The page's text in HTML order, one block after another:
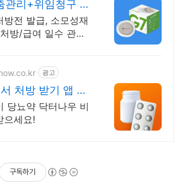
관리+위임청구 재
료알림
방전 발급, 소모성재
방/급여 일수 관리
광고
처방 받기 앱 다
돌파!
당뇨약 닥터나우 비
으세요!
구독하기